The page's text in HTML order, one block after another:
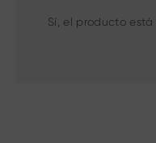
Sí, el producto